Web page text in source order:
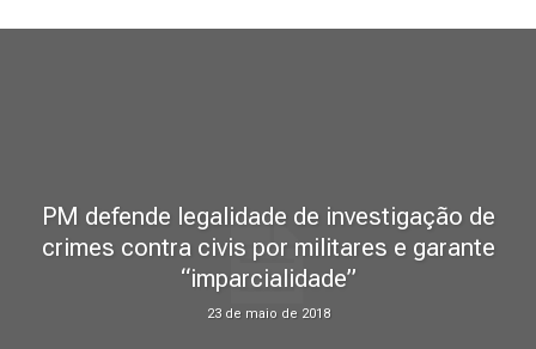
PM defende legalidade de investigação de
crimes contra civis por militares e garante
“imparcialidade”
23 de maio de 2018